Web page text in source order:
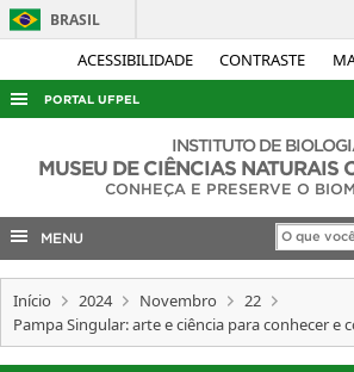
ACESSIBILIDADE CONTRASTE
BRASIL
PORTAL UFPEL
ACESSO À INFORMAÇÃO
COBALTO
CONCURSOS
EDITAIS
INSTITUTO DE
MUSEU DE CIÊNCIAS NATURAIS
CONHEÇA E PRESERVE O
MENU
Início 2024 Novembro
22
Pampa Singular: arte e ciência para conhecer e